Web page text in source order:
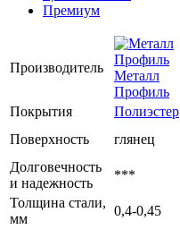
Премиум
Производитель
Металл
Профиль
Покрытия Полиэстер
Поверхность
глянец
Долговечность
и надежность
***
Толщина стали,
мм
0,4-0,45